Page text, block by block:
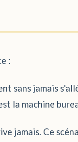
:
sans jamais
la machine
jamais. Ce